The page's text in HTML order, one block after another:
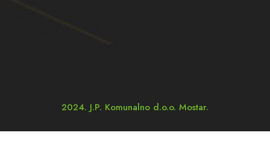
2024. J.P. Komunalno d.o.o. Mostar.